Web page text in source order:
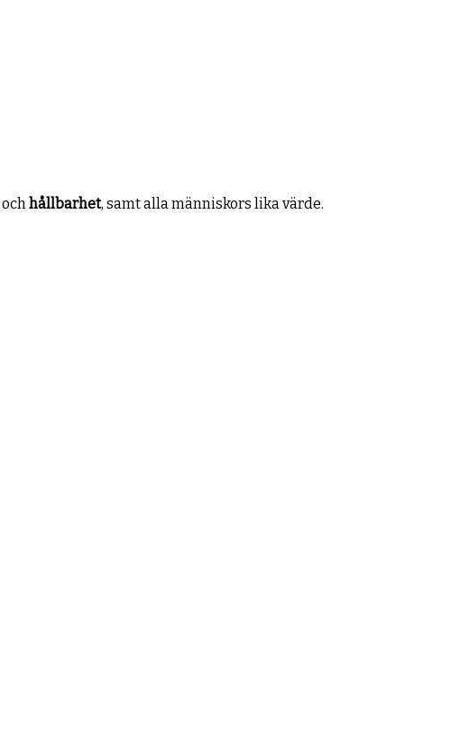
ochhållbarhet, samt alla människors lika värde.